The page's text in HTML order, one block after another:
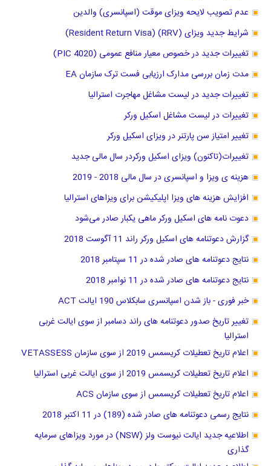
عدم تصویب لایحه ویزای موقت (اسپانسری) والدین
شرایط جدید ویزای (RRV) (Resident Return Visa)
تغییرات جدید در خصوص معیار منافع عمومی (PIC 4020)
مدت زمان بررسی مدارک ارزیابی فست ترک سازمان EA
تغییرات جدید در لیست مشاغل مهاجرت استرالیا
تغییرات در لیست مشاغل اسکیل ورکر
تغییر امتیاز سن پارتنر در ویزای اسکیل ورکر
تغییرات(تاکنون) ویزای اسکیل ورکردر سال مالی جدید
هزینه ی ویزا و اسپانسری در سال مالی 2018 - 2019
افزایش هزینه های ویزا اپلیکیشن برای ویزاهای استرالیا
دعوت نامه های اسکیل ورکر ماهی یکبار صادر می‌شود
گزارش دعوتنامه های اسکیل ورکر راند 11 آگوست 2018
نتایج دعوتنامه های صادر شده در 11 سپتامبر 2018
نتایج دعوتنامه های صادر شده در 11 نوامبر 2018
خبر فوری - باز شدن اسپانسری سابکلاس 190 ایالت ACT
تغییر تاریخ صدور دعوتنامه های راند دسامبر از سوی ایالت غربی
استرالیا
اعلام تاریخ تعطیلات کریسمس 2019 از سوی سازمان VETASSESS
اعلام تاریخ تعطیلات کریسمس 2019 از سوی ایالت غربی استرالیا
اعلام تاریخ تعطیلات کریسمس از سوی سازمان ACS
نتایج رسمی دعوتنامه های صادر شده (189) در 11 اکتبر 2018
اطلاعیه جدید ایالت نیوست ولز (NSW) در مورد ویزاهای سرمایه
گذاری